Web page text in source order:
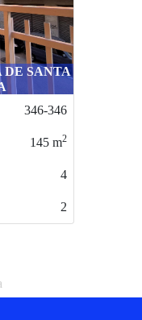
DE SANTA
346-346
145 m2
4
2